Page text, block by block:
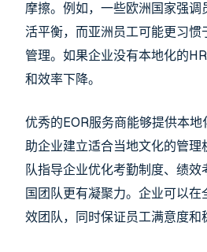
摩擦。例如，一些欧洲国家强调
活平衡，而亚洲员工可能更习惯
管理。如果企业没有本地化的
和效率下降。
优秀的EOR服务商能够提供本
助企业建立适合当地文化的管理
队指导企业优化考勤制度、绩
国团队更有凝聚力。企业可以
效团队，同时保证员工满意度和